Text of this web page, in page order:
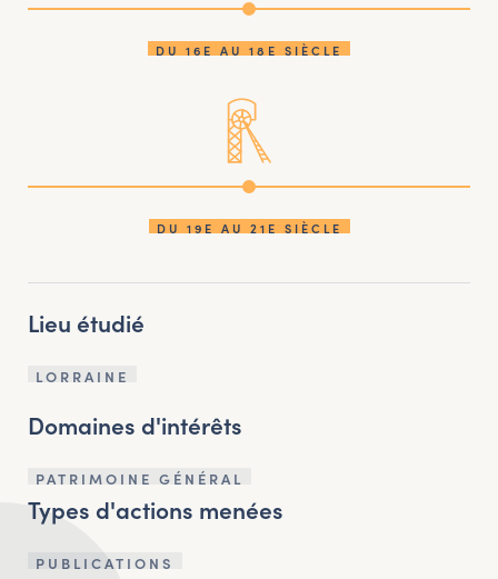
DU 16E AU 18E SIÈCLE
DU 19E AU 21E SIÈCLE
Lieu étudié
LORRAINE
Domaines d'intérêts
PATRIMOINE GÉNÉRAL
Types d'actions menées
PUBLICATIONS